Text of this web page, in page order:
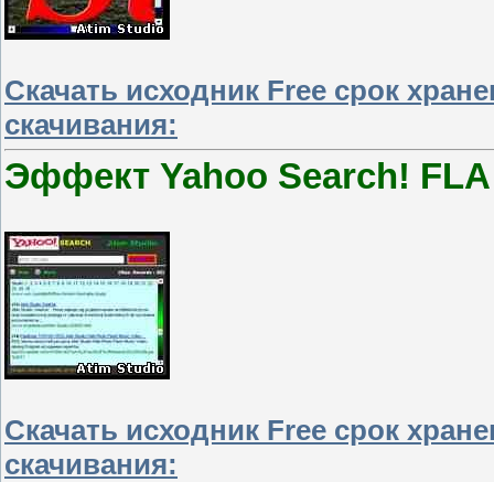
Скачать исходник Free срок
скачивания:
Эффект Yahoo Search! FLA
Скачать исходник Free срок
скачивания: